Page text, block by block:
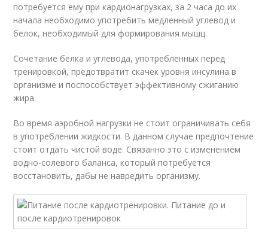
потребуется ему при кардионагрузках, за 2 часа до их
начала необходимо употребить медленный углевод и
белок, необходимый для формирования мышц.
Сочетание белка и углевода, употребленных перед
тренировкой, предотвратит скачек уровня инсулина в
организме и поспособствует эффективному сжиганию
жира.
Во время аэробной нагрузки не стоит ограничивать себя
в употреблении жидкости. В данном случае предпочтение
стоит отдать чистой воде. Связанно это с изменением
водно-солевого баланса, который потребуется
восстановить, дабы не навредить организму.